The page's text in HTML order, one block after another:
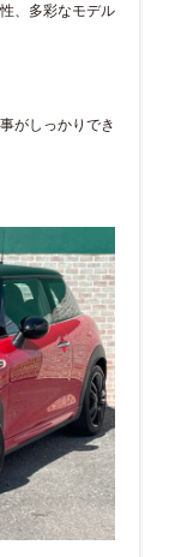
、多彩なモデル
がしっかりでき